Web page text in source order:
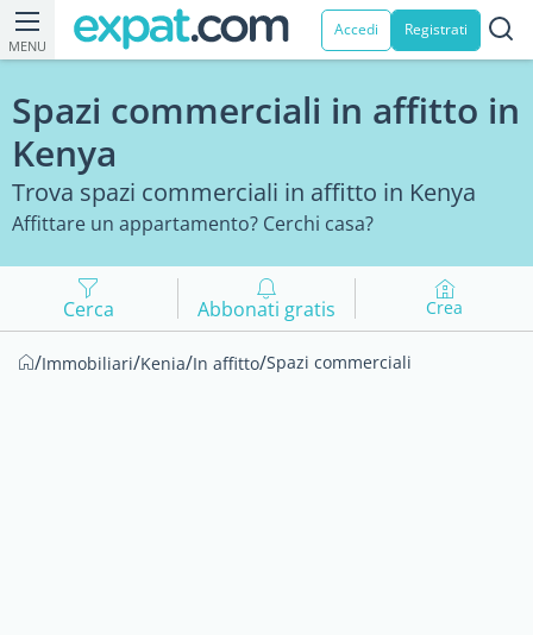
MENU
Accedi Registrati
Spazi commerciali in affitto in
Kenya
Trova spazi commerciali in affitto in Kenya
Affittare un appartamento? Cerchi casa?
Cerca Abbonati gratis Crea
/Immobiliari/Kenia/In affitto/Spazi commerciali